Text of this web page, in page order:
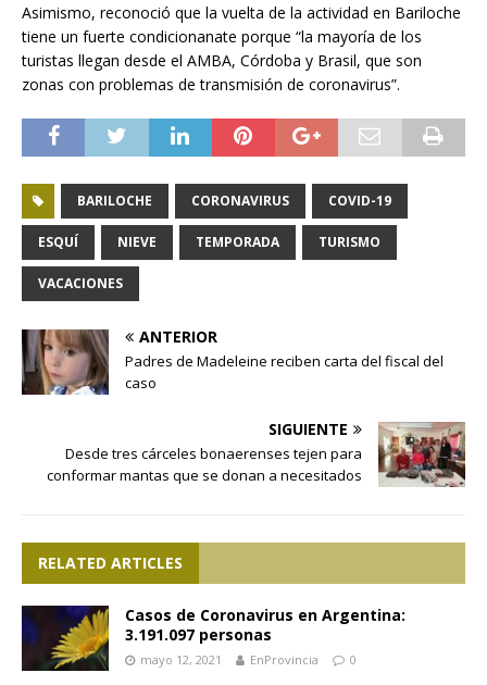
Asimismo, reconoció que la vuelta de la actividad en Bariloche
tiene un fuerte condicionanate porque “la mayoría de los
turistas llegan desde el AMBA, Córdoba y Brasil, que son
zonas con problemas de transmisión de coronavirus”.
BARILOCHE CORONAVIRUS COVID-19
ESQUÍ NIEVE TEMPORADA TURISMO
VACACIONES
ANTERIOR
Padres de Madeleine reciben carta del fiscal del
caso
SIGUIENTE
Desde tres cárceles bonaerenses tejen para
conformar mantas que se donan a necesitados
RELATED ARTICLES
Casos de Coronavirus en Argentina:
3.191.097 personas
mayo 12, 2021 EnProvincia 0